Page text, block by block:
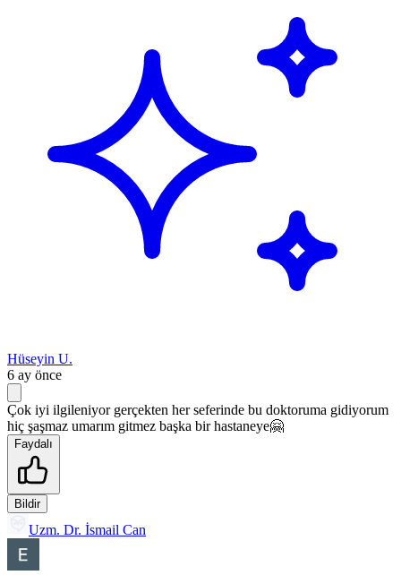
Hüseyin U.
6 ay önce
Çok iyi ilgileniyor gerçekten her seferinde bu doktoruma gidiyorum
hiç şaşmaz umarım gitmez başka bir hastaneye🤗
Faydalı
Bildir
Uzm. Dr. İsmail Can